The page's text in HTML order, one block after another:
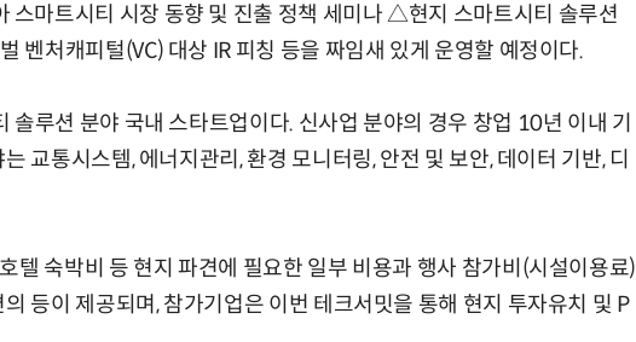
마트시티 시장 동향 및 진출 정책 세미나 △현지 스마트시티 솔루션
벤처캐피털(VC) 대상 IR 피칭 등을 짜임새 있게 운영할 예정이다.
솔루션 분야 국내 스타트업이다. 신사업 분야의 경우 창업 10년 이내 기
교통시스템, 에너지관리, 환경 모니터링, 안전 및 보안, 데이터 기반, 디
텔 숙박비 등 현지 파견에 필요한 일부 비용과 행사 참가비(시설이용료)
등이 제공되며, 참가기업은 이번 테크서밋을 통해 현지 투자유치 및 P